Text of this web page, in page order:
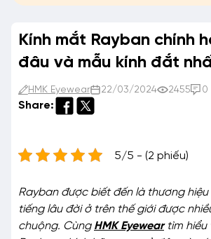
Kính mắt Rayban chính
đâu và mẫu kính đắt
HMK Eyewear 22/03/2024 2455 0
Share:
5/5 - (2 phiếu)
Rayban được biết đến là thương
tiếng lâu đời ở trên thế giới được
chuộng. Cùng HMK Eyeweartìm hiểu